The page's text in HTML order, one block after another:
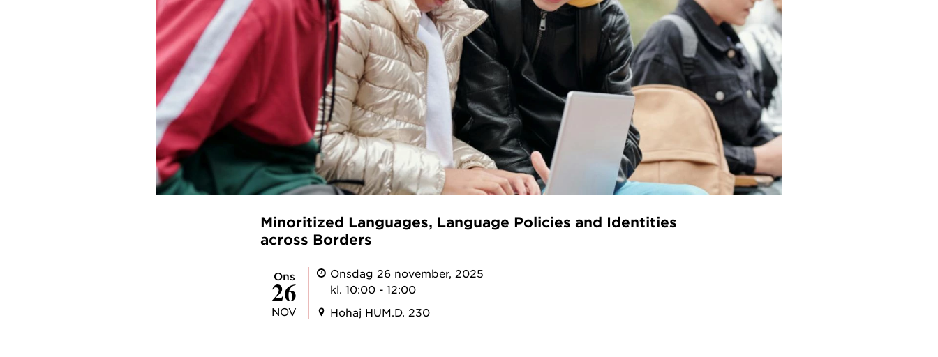
Minoritized Languages, Language Policies and Identities
across Borders
ons
26
NOV
Onsdag 26 november, 2025
kl. 10:00 - 12:00
Hohaj HUM.D. 230